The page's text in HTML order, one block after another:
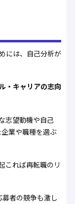
には、自己分析が
・キャリアの志向
志望動機や自己
業や職種を選ぶ
これば再転職のリ
者の競争も激し